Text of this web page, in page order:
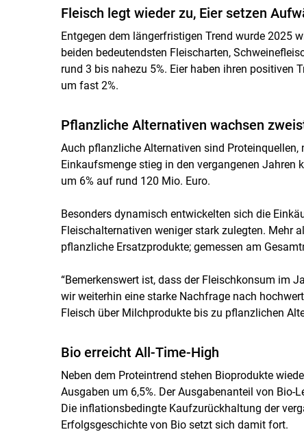
Fleisch legt wieder zu, Eier setzen
Entgegen dem längerfristigen Trend wurde 2025
beiden bedeutendsten Fleischarten,
rund 3 bis nahezu 5%. Eier haben ihren positiven
um fast 2%.
Pflanzliche Alternativen wachsen
Auch pflanzliche Alternativen sind
Einkaufsmenge stieg in den vergangenen Jahren
um 6% auf rund 120 Mio. Euro.
Besonders dynamisch entwickelten sich die
Fleischalternativen weniger stark zulegten. Mehr
pflanzliche Ersatzprodukte; gemessen am
“Bemerkenswert ist, dass der Fleischkonsum im
wir weiterhin eine starke Nachfrage nach
Fleisch über Milchprodukte bis zu pflanzlichen
Bio erreicht All-Time-High
Neben dem Proteintrend stehen Bioprodukte
Ausgaben um 6,5%. Der Ausgabenanteil von
Die inflationsbedingte Kaufzurückhaltung der
Erfolgsgeschichte von Bio setzt sich damit fort.